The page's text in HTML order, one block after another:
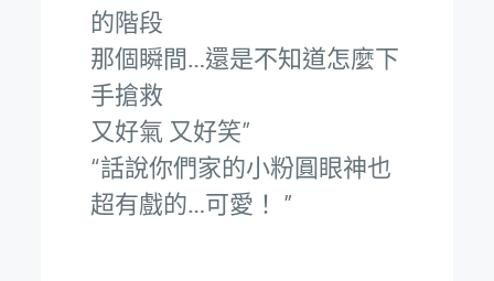
的階段
那個瞬間…還是不知道怎麼下
手搶救
又好氣 又好笑
話說你們家的小粉圓眼神也
超有戲的…可愛！